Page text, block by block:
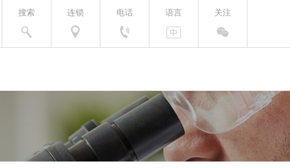
搜索 连锁 电话 语言 关注